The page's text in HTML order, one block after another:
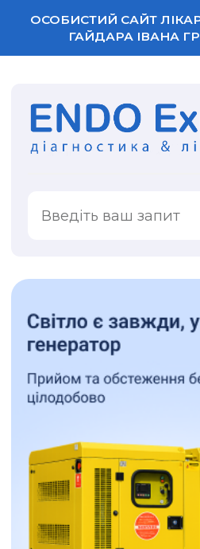
ОСОБИСТИЙ САЙТ
ГАЙДАРА ІВАНА
ПОСЛУГИ
ЗАЛИШИТИ